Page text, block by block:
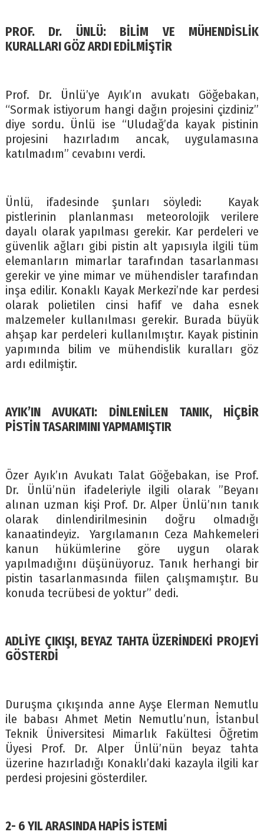
PROF. Dr. ÜNLÜ: BİLİM VE MÜHENDİSLİK
KURALLARI GÖZ ARDI EDİLMİŞTİR
Prof. Dr. Ünlü’ye Ayık’ın avukatı Göğebakan,
“Sormak istiyorum hangi dağın projesini çizdiniz”
diye sordu. Ünlü ise “Uludağ’da kayak pistinin
projesini hazırladım ancak, uygulamasına
katılmadım” cevabını verdi.
Ünlü, ifadesinde şunları söyledi: Kayak
pistlerinin planlanması meteorolojik verilere
dayalı olarak yapılması gerekir. Kar perdeleri ve
güvenlik ağları gibi pistin alt yapısıyla ilgili tüm
elemanların mimarlar tarafından tasarlanması
gerekir ve yine mimar ve mühendisler tarafından
inşa edilir. Konaklı Kayak Merkezi’nde kar perdesi
olarak polietilen cinsi hafif ve daha esnek
malzemeler kullanılması gerekir. Burada büyük
ahşap kar perdeleri kullanılmıştır. Kayak pistinin
yapımında bilim ve mühendislik kuralları göz
ardı edilmiştir.
AYIK’IN AVUKATI: DİNLENİLEN TANIK, HİÇBİR
PİSTİN TASARIMINI YAPMAMIŞTIR
Özer Ayık’ın Avukatı Talat Göğebakan, ise Prof.
Dr. Ünlü’nün ifadeleriyle ilgili olarak ”Beyanı
alınan uzman kişi Prof. Dr. Alper Ünlü’nın tanık
olarak dinlendirilmesinin doğru olmadığı
kanaatindeyiz. Yargılamanın Ceza Mahkemeleri
kanun hükümlerine göre uygun olarak
yapılmadığını düşünüyoruz. Tanık herhangi bir
pistin tasarlanmasında fiilen çalışmamıştır. Bu
konuda tecrübesi de yoktur” dedi.
ADLİYE ÇIKIŞI, BEYAZ TAHTA ÜZERİNDEKİ PROJEYİ
GÖSTERDİ
Duruşma çıkışında anne Ayşe Elerman Nemutlu
ile babası Ahmet Metin Nemutlu’nun, İstanbul
Teknik Üniversitesi Mimarlık Fakültesi Öğretim
Üyesi Prof. Dr. Alper Ünlü’nün beyaz tahta
üzerine hazırladığı Konaklı’daki kazayla ilgili kar
perdesi projesini gösterdiler.
2- 6 YIL ARASINDA HAPİS İSTEMİ